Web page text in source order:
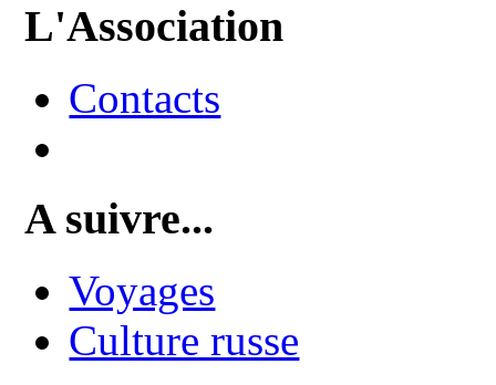
L'Association
Contacts
A suivre...
Voyages
Culture russe